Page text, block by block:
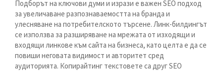
Подборът на ключови думи и изрази е важен SEO подход
за увеличаване разпознаваемостта на бранда и
улесняване на потребителското търсене. Линк-билдингът
се използва за разширяване на мрежата от изходящи и
входящи линкове към сайта на бизнеса, като целта е да се
повиши неговата видимост и авторитет сред
аудиторията. Копирайтинг текстовете са друг SEO